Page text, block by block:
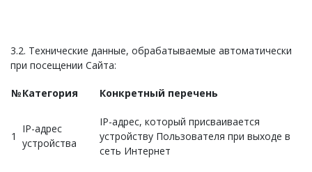
3.2. Технические данные, обрабатываемые автоматически
при посещении Сайта:
№Категория Конкретный перечень
1
IP-адрес
устройства
IP-адрес, который присваивается
устройству Пользователя при выходе в
сеть Интернет